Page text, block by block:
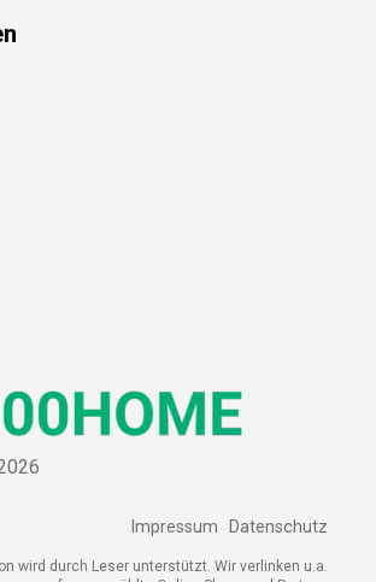
n
Impressum Datenschutz
wird durch Leser unterstützt. Wir verlinken u.a.